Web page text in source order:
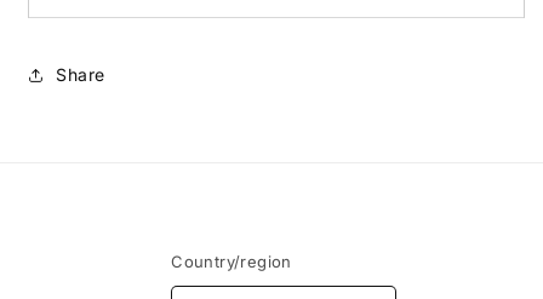
32 sts x 44 rows = 10 cm in stockinette
Share
Country/region